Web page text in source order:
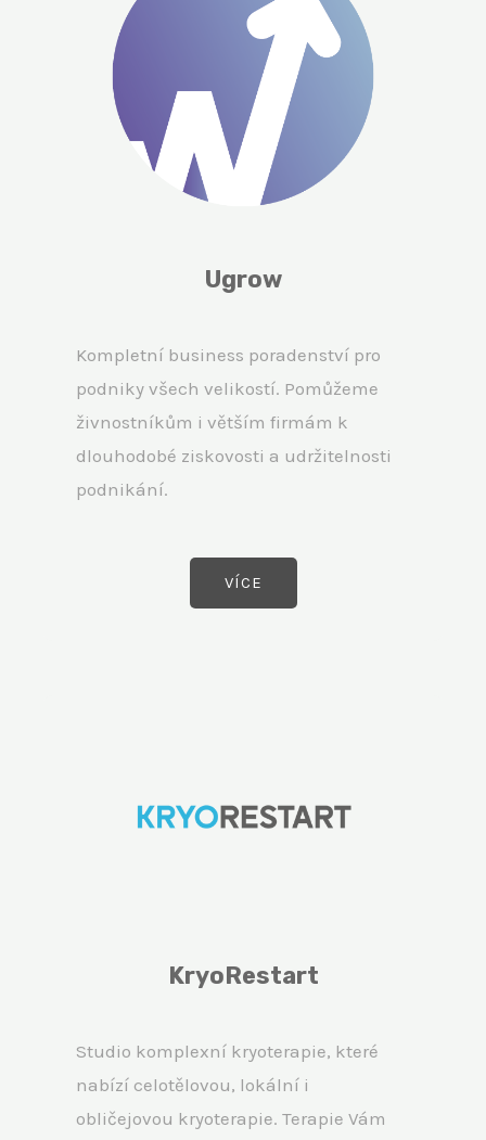
Ugrow
Kompletní business poradenství pro
podniky všech velikostí. Pomůžeme
živnostníkům i větším firmám k
dlouhodobé ziskovosti a udržitelnosti
podnikání.
VÍCE
KryoRestart
Studio komplexní kryoterapie, které
nabízí celotělovou, lokální i
obličejovou kryoterapie. Terapie Vám